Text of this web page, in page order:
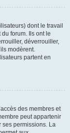
dont le travail
forum. Ils ont le
déverrouiller,
modèrent.
partent en
des membres et
peut appartenir
ses permissions. La